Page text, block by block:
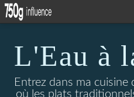
L'Eau à
Entrez dans ma
où les plats